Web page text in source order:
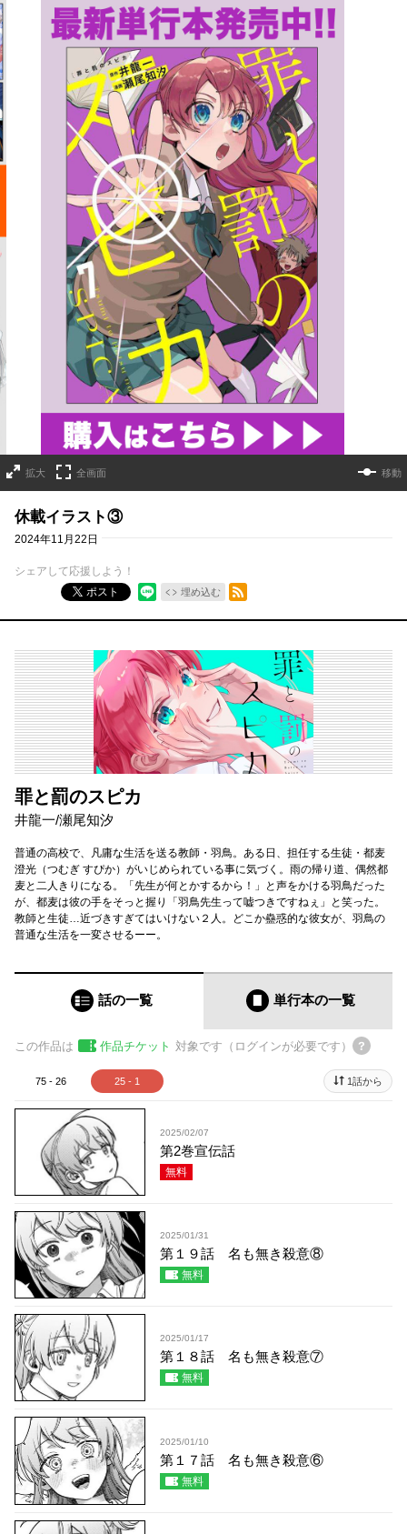
詳細ページへのリンク
拡大 全画面 移動
休載イラスト③
2024年11月22日
シェアして応援しよう！
ポスト
埋め込む
RSSフィード
罪と罰のスピカ
井龍一/瀬尾知汐
普通の高校で、凡庸な生活を送る教師・羽鳥。ある日、担任する生徒・都麦
澄光（つむぎ すぴか）がいじめられている事に気づく。雨の帰り道、偶然都
麦と二人きりになる。「先生が何とかするから！」と声をかける羽鳥だった
が、都麦は彼の手をそっと握り「羽鳥先生って嘘つきですねぇ」と笑った。
教師と生徒…近づきすぎてはいけない２人。どこか蠱惑的な彼女が、羽鳥の
普通な生活を一変させるーー。
話の一覧 単行本の一覧
この作品は 作品チケット 対象です（ログインが必要です）
75 - 26 25 - 1 1話から
2025/02/07
第2巻宣伝話
無料
2025/01/31
第１９話 名も無き殺意⑧
無料
2025/01/17
第１８話 名も無き殺意⑦
無料
2025/01/10
第１７話 名も無き殺意⑥
無料